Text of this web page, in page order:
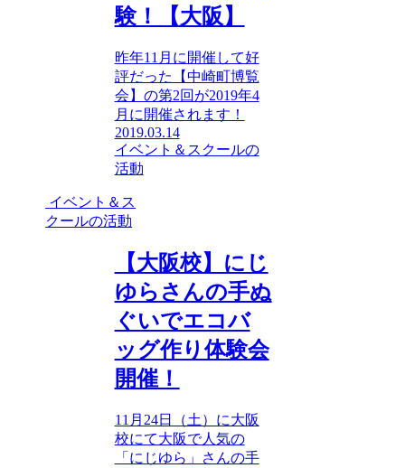
験！【大阪】
昨年11月に開催して好
評だった【中崎町博覧
会】の第2回が2019年4
月に開催されます！
2019.03.14
イベント＆スクールの
活動
イベント＆ス
クールの活動
【大阪校】にじ
ゆらさんの手ぬ
ぐいでエコバ
ッグ作り体験会
開催！
11月24日（土）に大阪
校にて大阪で人気の
「にじゆら」さんの手